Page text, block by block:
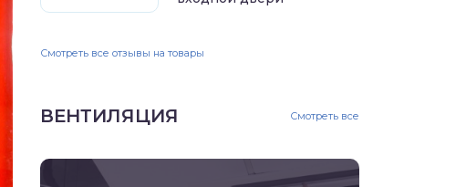
Смотреть все отзывы на товары
ВЕНТИЛЯЦИЯ Смотреть все